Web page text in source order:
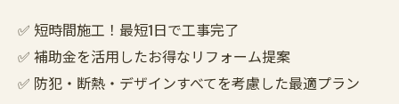
✅ 短時間施工！最短1日で工事完了
✅ 補助金を活用したお得なリフォーム提案
✅ 防犯・断熱・デザインすべてを考慮した最適プラン